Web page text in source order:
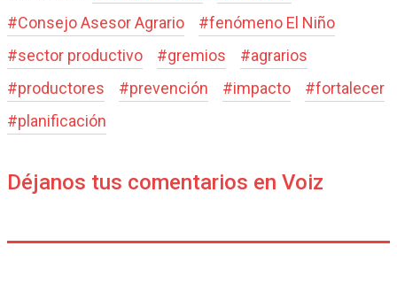
#Consejo Asesor Agrario #fenómeno El Niño
#sector productivo #gremios #agrarios
#productores #prevención #impacto #fortalecer
#planificación
Déjanos tus comentarios en Voiz